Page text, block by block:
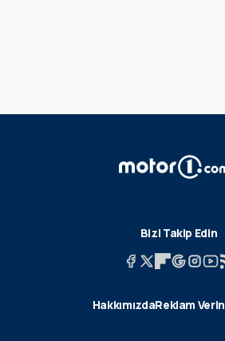
Bizi Takip Edin
HakkımızdaReklam Verin